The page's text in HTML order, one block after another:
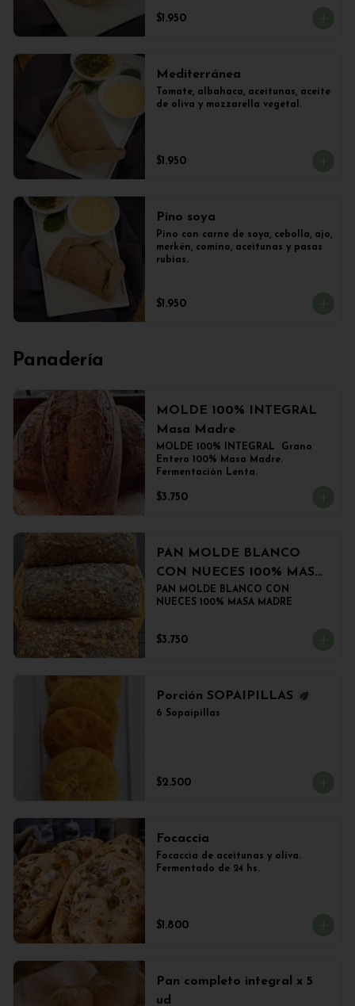
$1.950
Mediterránea
Tomate, albahaca, aceitunas, aceite
de oliva y mozzarella vegetal.
$1.950
Pino soya
Pino con carne de soya, cebolla, ajo,
merkén, comino, aceitunas y pasas
rubias.
$1.950
Panadería
MOLDE 100% INTEGRAL
Masa Madre
MOLDE 100% INTEGRAL  Grano
Entero 100% Masa Madre.
Fermentación Lenta.
$3.750
PAN MOLDE BLANCO
CON NUECES 100% MASA
MADRE
PAN MOLDE BLANCO CON
NUECES 100% MASA MADRE
$3.750
Porción SOPAIPILLAS
6 Sopaipillas
$2.500
Focaccia
Focaccia de aceitunas y oliva.
Fermentado de 24 hs.
$1.800
Pan completo integral x 5
ud